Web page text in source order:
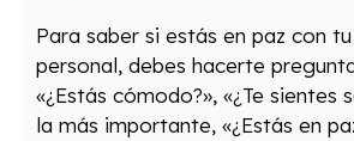
Para saber si estás en paz con
personal, debes hacerte
«¿Estás cómodo?», «¿Te sientes
la más importante, «¿Estás en